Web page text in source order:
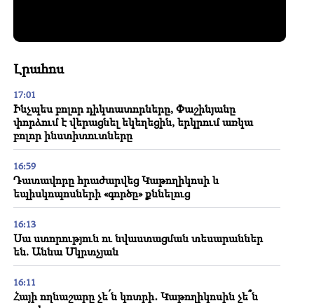
Լրահոս
17:01
Ինչպես բոլոր դիկտատորները, Փաշինյանը
փորձում է վերացնել եկեղեցին, երկրում առկա
բոլոր ինստիտուտները
16:59
Դատավորը հրաժարվեց Կաթողիկոսի և
եպիսկոպոսների «գործը» քննելուց
16:13
Սա ստորություն ու նվաստացման տեսարաններ
են. Աննա Մկրտչյան
16:11
Հայի ողնաշարը չե՛ն կոտրի․ Կաթողիկոսին չե՞ն